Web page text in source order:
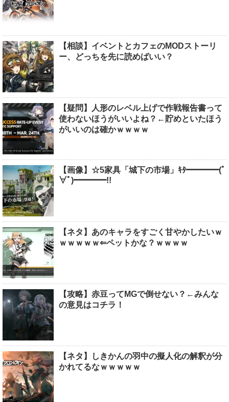
【相談】イベントとカフェのMODストーリ
ー、どっちを先に読めばいい？
【疑問】人形のレベル上げで作戦報告書って
使わないほうがいいよね？←貯めといたほう
がいいのは確かｗｗｗｗ
【画像】☆5家具「城下の市場」ｷﾀ━━━━(ﾟ
∀ﾟ)━━━━!!
【ネタ】あのキャラをすごく甘やかしたいｗ
ｗｗｗｗｗ⇐ペットかな？ｗｗｗｗ
【攻略】赤豆ってMGで倒せない？←みんな
の意見はコチラ！
【ネタ】しきかんの羽中の擬人化の解釈が分
かれてるなｗｗｗｗｗ